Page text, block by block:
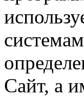
Сайт, а